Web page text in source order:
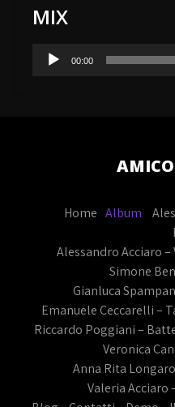
MIX
Audio
Player
00:00
AMICO
Home Album
Alessandro Acciaro
Simone
Gianluca
Emanuele Ceccarelli –
Riccardo Poggiani –
Veronica
Anna Rita
Valeria Acciaro